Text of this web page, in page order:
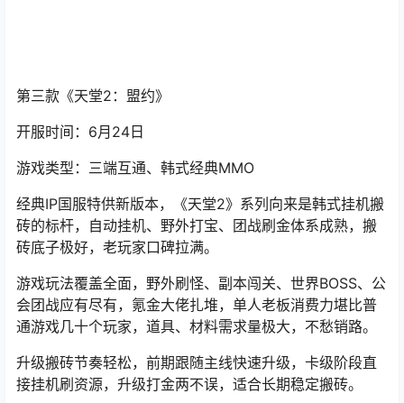
第三款 《天堂2：盟约》
开服时间：6月24日
游戏类型：三端互通、韩式经典MMO
经典IP国服特供新版本，《天堂2》系列向来是韩式挂机搬
砖的标杆，自动挂机、野外打宝、团战刷金体系成熟，搬
砖底子极好，老玩家口碑拉满。
游戏玩法覆盖全面，野外刷怪、副本闯关、世界BOSS、公
会团战应有尽有，氪金大佬扎堆，单人老板消费力堪比普
通游戏几十个玩家，道具、材料需求量极大，不愁销路。
升级搬砖节奏轻松，前期跟随主线快速升级，卡级阶段直
接挂机刷资源，升级打金两不误，适合长期稳定搬砖。